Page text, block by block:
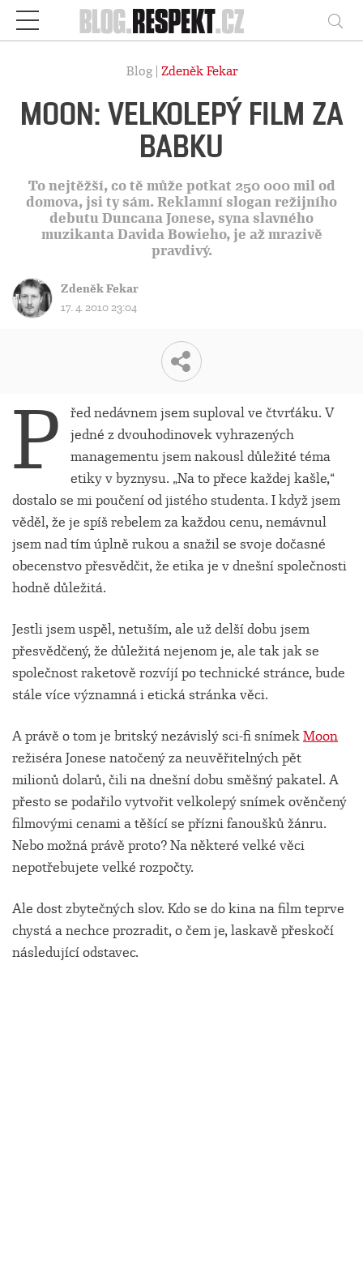
Respekt
Blog | Zdeněk Fekar
MOON: VELKOLEPÝ FILM ZA
BABKU
To nejtěžší, co tě může potkat 250 000 mil od
domova, jsi ty sám. Reklamní slogan režijního
debutu Duncana Jonese, syna slavného
muzikanta Davida Bowieho, je až mrazivě
pravdivý.
Zdeněk Fekar
17. 4. 2010 23:04
P
řed nedávnem jsem suploval ve čtvrťáku. V
jedné z dvouhodinovek vyhrazených
managementu jsem nakousl důležité téma
etiky v byznysu. „Na to přece každej kašle,“
dostalo se mi poučení od jistého studenta. I když jsem
věděl, že je spíš rebelem za každou cenu, nemávnul
jsem nad tím úplně rukou a snažil se svoje dočasné
obecenstvo přesvědčit, že etika je v dnešní společnosti
hodně důležitá.
Jestli jsem uspěl, netuším, ale už delší dobu jsem
přesvědčený, že důležitá nejenom je, ale tak jak se
společnost raketově rozvíjí po technické stránce, bude
stále více významná i etická stránka věci.
A právě o tom je britský nezávislý sci-fi snímekMoon
režiséra Jonese natočený za neuvěřitelných pět
milionů dolarů, čili na dnešní dobu směšný pakatel. A
přesto se podařilo vytvořit velkolepý snímek ověnčený
filmovými cenami a těšící se přízni fanoušků žánru.
Nebo možná právě proto? Na některé velké věci
nepotřebujete velké rozpočty.
Ale dost zbytečných slov. Kdo se do kina na film teprve
chystá a nechce prozradit, o čem je, laskavě přeskočí
následující odstavec.